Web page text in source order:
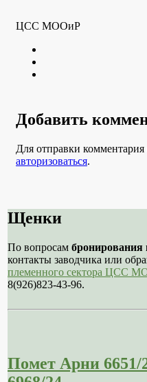
ЦСС МООиР
Добавить
Для отправки
авторизоваться.
Щенки
По вопросам бронирования
контакты заводчика или
племенного сектора ЦСС
8(926)823-43-96.
Помет Арни